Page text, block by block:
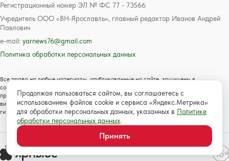
Регистрационный номер ЭЛ № ФС 77 - 73566
Учредитель ООО «ВН-Ярославль», главный редактор Иванов Андрей
Павлович
e-mail: yarnews76@gmail.com
Политика обработки персональных данных
Все права на любые материалы, опубликованные на сайте, защищены в
соответствии с российским и международным законодательством об авторском
праве и смежных правах. Любое использование текстовых, фото, аудио и
видеоматериалов возможно только с согласия правообладателя с обязательной
гиперссылкой на сайт https://www.yarnews.net; Для детей старше 16 лет.
Продолжая пользоваться сайтом, вы соглашаетесь с
использованием файлов cookie и сервиса «Яндекс.Метрика»
для обработки персональных данных, указанных в Политике
обработки персональных данных.
Принять